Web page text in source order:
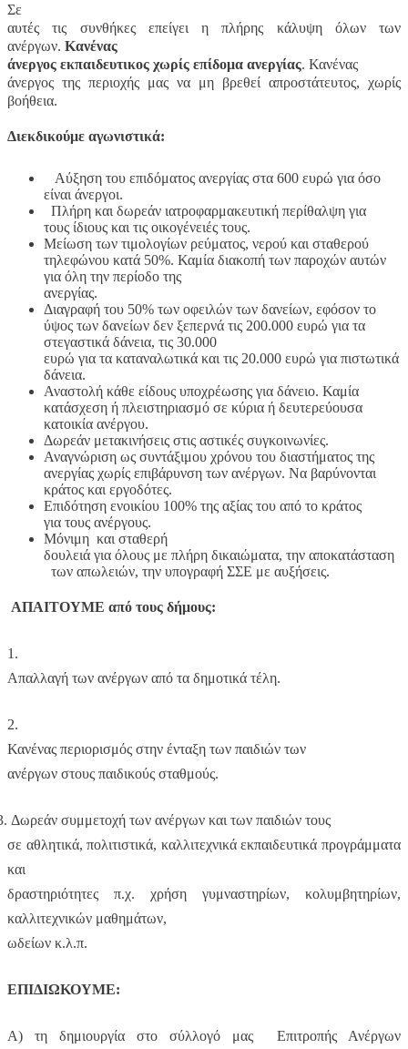
Σε
αυτές τις συνθήκες επείγει η πλήρης κάλυψη όλων των
ανέργων. Κανένας
άνεργος εκπαιδευτικος χωρίς επίδομα ανεργίας. Κανένας
άνεργος της περιοχής μας να μη βρεθεί απροστάτευτος, χωρίς
βοήθεια.
Διεκδικούμε αγωνιστικά:
Αύξηση του επιδόματος ανεργίας στα 600 ευρώ για όσο
είναι άνεργοι.
Πλήρη και δωρεάν ιατροφαρμακευτική περίθαλψη για
τους ίδιους και τις οικογένειές τους.
Μείωση των τιμολογίων ρεύματος, νερού και σταθερού
τηλεφώνου κατά 50%. Καμία διακοπή των παροχών αυτών
για όλη την περίοδο της
ανεργίας.
Διαγραφή του 50% των οφειλών των δανείων, εφόσον το
ύψος των δανείων δεν ξεπερνά τις 200.000 ευρώ για τα
στεγαστικά δάνεια, τις 30.000
ευρώ για τα καταναλωτικά και τις 20.000 ευρώ για πιστωτικά
δάνεια.
Αναστολή κάθε είδους υποχρέωσης για δάνειο. Καμία
κατάσχεση ή πλειστηριασμό σε κύρια ή δευτερεύουσα
κατοικία ανέργου.
Δωρεάν μετακινήσεις στις αστικές συγκοινωνίες.
Αναγνώριση ως συντάξιμου χρόνου του διαστήματος της
ανεργίας χωρίς επιβάρυνση των ανέργων. Να βαρύνονται
κράτος και εργοδότες.
Επιδότηση ενοικίου 100% της αξίας του από το κράτος
για τους ανέργους.
Μόνιμη και σταθερή
δουλειά για όλους με πλήρη δικαιώματα, την αποκατάσταση
των απωλειών, την υπογραφή ΣΣΕ με αυξήσεις.
ΑΠΑΙΤΟΥΜΕ από τους δήμους:
Απαλλαγή των ανέργων από τα δημοτικά τέλη.
Κανένας περιορισμός στην ένταξη των παιδιών των
ανέργων στους παιδικούς σταθμούς.
συμμετοχή των ανέργων και των παιδιών τους
σε αθλητικά, πολιτιστικά, καλλιτεχνικά εκπαιδευτικά προγράμματα
και
δραστηριότητες π.χ. χρήση γυμναστηρίων, κολυμβητηρίων,
καλλιτεχνικών μαθημάτων,
ωδείων κ.λ.π.
ΕΠΙΔΙΩΚΟΥΜΕ:
Α) τη δημιουργία στο σύλλογό μας Επιτροπής Ανέργων